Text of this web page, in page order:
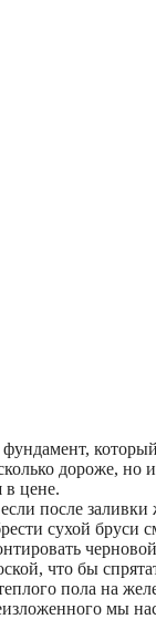
дороже,
в цене.
после
сухой
что бы
пола на
мы